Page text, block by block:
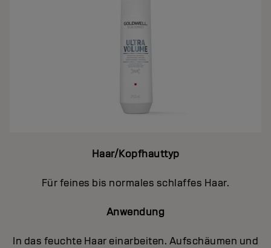
Haar/Kopfhauttyp
Für feines bis normales schlaffes Haar.
Anwendung
In das feuchte Haar einarbeiten. Aufschäumen und